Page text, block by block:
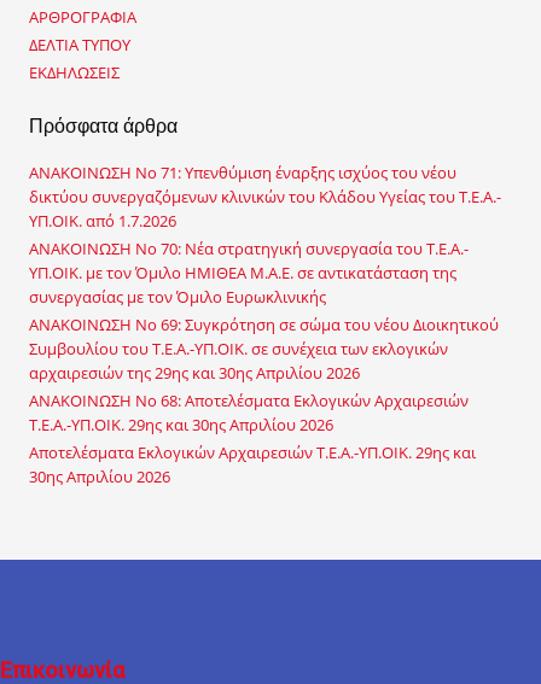
η
σ
η
α
ΑΡΘΡΟΓΡΑΦΙΑ
ΔΕΛΤΙΑ ΤΥΠΟΥ
ΕΚΔΗΛΩΣΕΙΣ
Πρόσφατα άρθρα
ΑΝΑΚΟΙΝΩΣΗ No 71: Υπενθύμιση έναρξης ισχύος του νέου
δικτύου συνεργαζόμενων κλινικών του Κλάδου Υγείας του Τ.Ε.Α.-
ΥΠ.ΟΙΚ. από 1.7.2026
ΑΝΑΚΟΙΝΩΣΗ No 70: Νέα στρατηγική συνεργασία του Τ.Ε.Α.-
ΥΠ.ΟΙΚ. με τον Όμιλο ΗΜΙΘΕΑ Μ.Α.Ε. σε αντικατάσταση της
συνεργασίας με τον Όμιλο Ευρωκλινικής
ΑΝΑΚΟΙΝΩΣΗ No 69: Συγκρότηση σε σώμα του νέου Διοικητικού
Συμβουλίου του Τ.Ε.Α.-ΥΠ.ΟΙΚ. σε συνέχεια των εκλογικών
αρχαιρεσιών της 29ης και 30ης Απριλίου 2026
ΑΝΑΚΟΙΝΩΣΗ No 68: Αποτελέσματα Εκλογικών Αρχαιρεσιών
Τ.Ε.Α.-ΥΠ.ΟΙΚ. 29ης και 30ης Απριλίου 2026
Αποτελέσματα Εκλογικών Αρχαιρεσιών Τ.Ε.Α.-ΥΠ.ΟΙΚ. 29ης και
30ης Απριλίου 2026
Επικοινωνία